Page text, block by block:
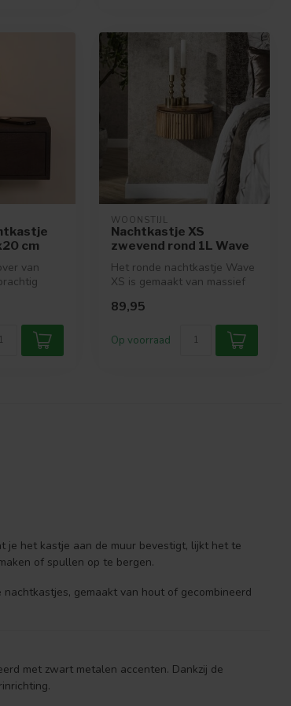
cm
van
WOONSTIJL
Nachtkastje XS
zwevend rond 1L Wave
Het ronde nachtkastje Wave
XS is gemaakt van massief
zandkleur...
89,95
Op voorraad
je het kastje aan de muur bevestigt, lijkt het te
of spullen op te bergen.
gemaakt van hout of gecombineerd
met zwart metalen accenten. Dankzij de